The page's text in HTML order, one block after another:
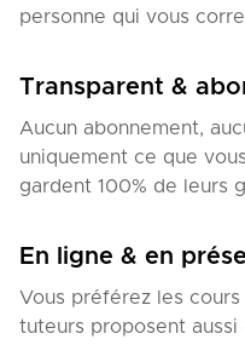
personne qui vous
Transparent &
Aucun abonnement,
uniquement ce que
gardent 100% de leurs
En ligne & en
Vous préférez les
tuteurs proposent aussi